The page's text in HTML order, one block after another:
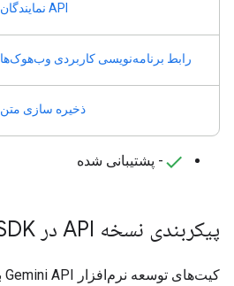
API نمایندگان
رابط برنامه‌نویسی کاربردی وب‌هوک‌ها
ذخیره سازی متن
- پشتیبانی شده
پیکربندی نسخه API در SDK
کیت‌های توسعه نرم‌افزار Gemini API به طور پیش‌فرض روی